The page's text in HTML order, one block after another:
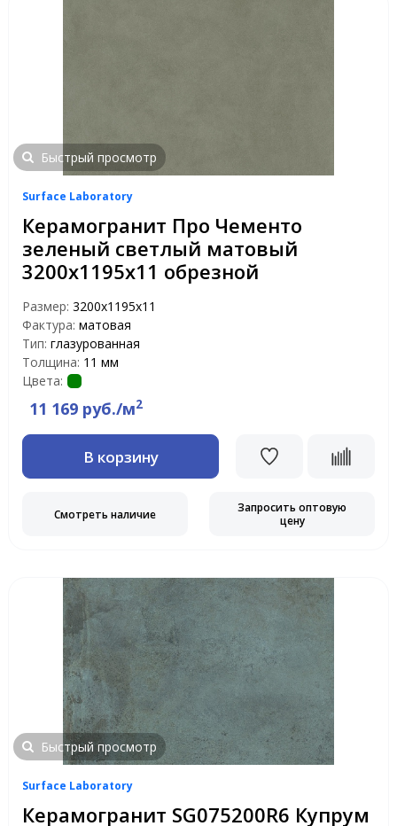
Быстрый просмотр
Surface Laboratory
Керамогранит Про Чементо
зеленый светлый матовый
3200х1195х11 обрезной
Размер: 3200х1195х11
Фактура: матовая
Тип: глазурованная
Толщина: 11 мм
Цвета:
11 169 руб./м2
В корзину
Смотреть наличие
Запросить оптовую
цену
Быстрый просмотр
Surface Laboratory
Керамогранит SG075200R6 Купрум